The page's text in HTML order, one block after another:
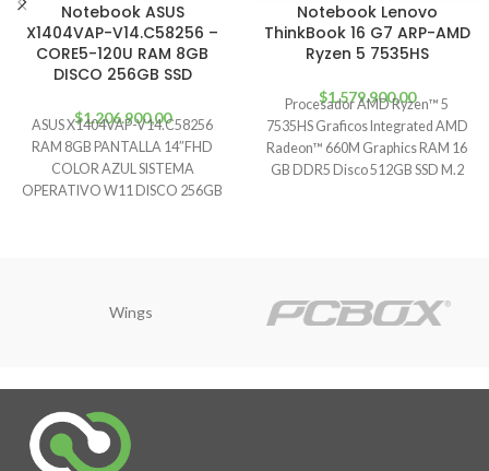
Notebook ASUS
X1404VAP-V14.C58256 –
CORE5-120U RAM 8GB
DISCO 256GB SSD
$1.206.900,00
ASUS X1404VAP-V14.C58256
RAM 8GB PANTALLA 14″FHD
COLOR AZUL SISTEMA
OPERATIVO W11 DISCO 256GB
Notebook Lenovo
ThinkBook 16 G7 ARP-AMD
Ryzen 5 7535HS
$1.579.900,00
Procesador AMD Ryzen™ 5
7535HS Graficos Integrated AMD
Radeon™ 660M Graphics RAM 16
GB DDR5 Disco 512GB SSD M.2
Wings